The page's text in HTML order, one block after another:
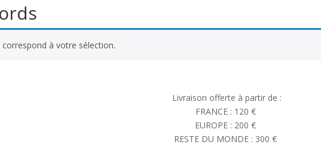
à votre sélection.
Livraison offerte à partir de :
FRANCE : 120 €
EUROPE : 200 €
RESTE DU MONDE : 300 €